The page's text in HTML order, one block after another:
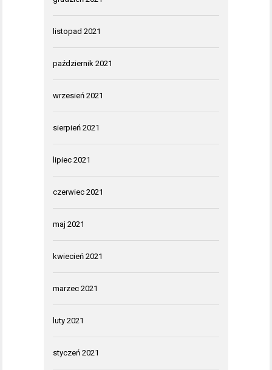
listopad 2021
październik 2021
wrzesień 2021
sierpień 2021
lipiec 2021
czerwiec 2021
maj 2021
kwiecień 2021
marzec 2021
luty 2021
styczeń 2021